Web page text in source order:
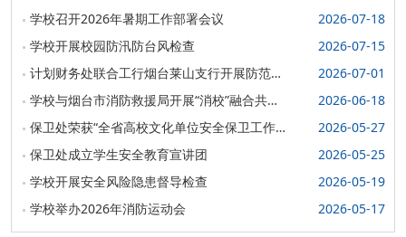
学校组织开展2025年冬季火灾疏散逃生暨最小应急
处置单元演练活动
2025年11月是全国第34个“全国消防宣传月”，今年的主
学校开展“全民国家安全教育日” 主题宣传教育活动
4月15日，在第十个“全民国家安全教育日”到来之际，学校开
展“全民国家安全教育 走深走实十周年...
2025-04-16
学校召开2026年暑期工作部署会议
2026-07-18
学校开展校园防汛防台风检查
2026-07-15
计划财务处联合工行烟台莱山支行开展防范非
法金融宣传教育活动
2026-07-01
学校与烟台市消防救援局开展“消校”融合共建
活动
2026-06-18
保卫处荣获“全省高校文化单位安全保卫工作成
绩突出保卫组织”称号
2026-05-27
保卫处成立学生安全教育宣讲团
2026-05-25
学校开展安全风险隐患督导检查
2026-05-19
学校举办2026年消防运动会
2026-05-17